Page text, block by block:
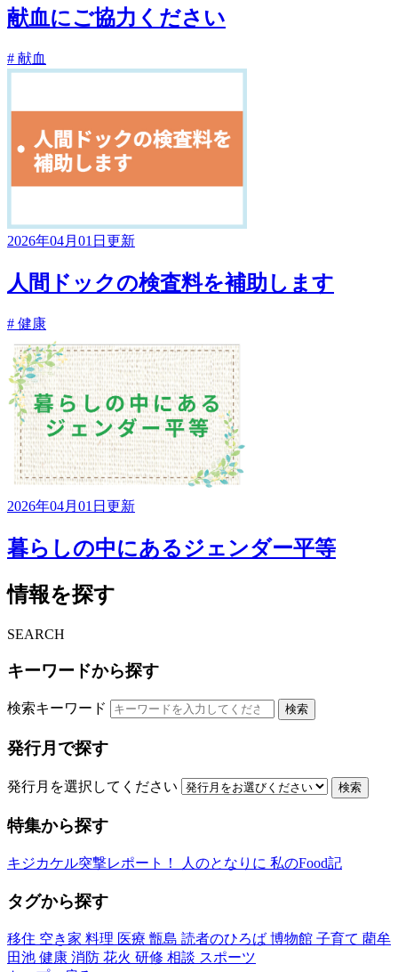
献血にご協力ください
# 献血
2026年04月01日更新
人間ドックの検査料を補助します
# 健康
2026年04月01日更新
暮らしの中にあるジェンダー平等
情報を探す
SEARCH
キーワードから探す
検索キーワード 検索
発行月で探す
発行月を選択してください 検索
特集から探す
キジカケル突撃レポート！ 人のとなりに 私のFood記
タグから探す
移住 空き家 料理 医療 甑島 読者のひろば 博物館 子育て 藺牟
田池 健康 消防 花火 研修 相談 スポーツ